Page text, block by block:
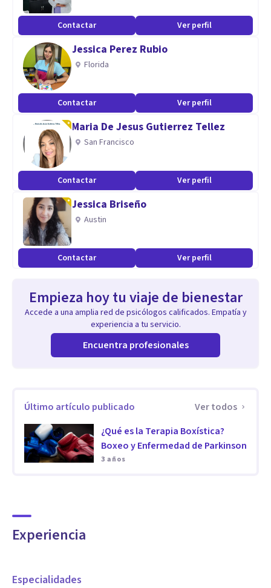
Especialidad
Se trabaja todo tipo de población adulta en modalidad
virtual.
Como terapeuta he trabajado con poblaciones de trastorno
mental severo hasta situaciones cotidianas que requieren
atención clínica.
Entre los modelos utilizados se encuentran:
Terapias de tercera generación
Técnicas y psicoeducación sobre terapias complementarias
Psicología Positiva
Modelos tradicionales
Aptitudes
estimula la creatividad de las personas.
Se desarrollan y utilizan técnicas de mente y cuerpo donde,
en ocasiones, se complementan con ejercicio físico.
Se utilizan metáforas y asignaturas donde se incluyen la
otras.
Contactar Ver perfil
Jessica Perez Rubio
Florida
Contactar Ver perfil
Maria De Jesus Gutierrez Tellez
San Francisco
Contactar Ver perfil
Jessica Briseño
Austin
Contactar Ver perfil
Empieza hoy tu viaje de bienestar
Accede a una amplia red de psicólogos calificados. Empatía y
experiencia a tu servicio.
Encuentra profesionales
Último artículo publicado
Ver todos
¿Qué es la Terapia Boxística?
Boxeo y Enfermedad de Parkinson
3 años
Experiencia
Especialidades